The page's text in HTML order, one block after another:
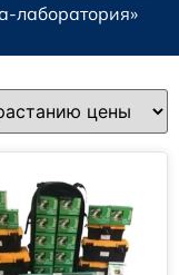
лаборатория»